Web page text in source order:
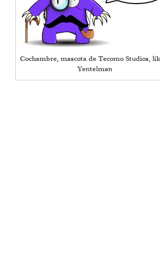
Cochambre, mascota de Tecomo Studios,
Yentelman